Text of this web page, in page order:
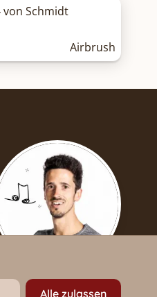
Airbrush
Alle zulassen